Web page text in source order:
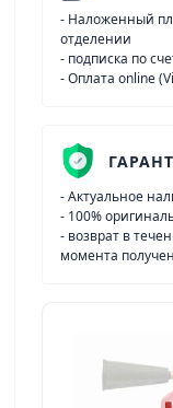
- Наложенный
отделении
- подписка по
- Оплата online
- Актуальное
- 100%
- возврат в
момента